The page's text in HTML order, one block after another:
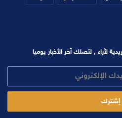
لآراء , لتصلك آخر الأخبار يوميا